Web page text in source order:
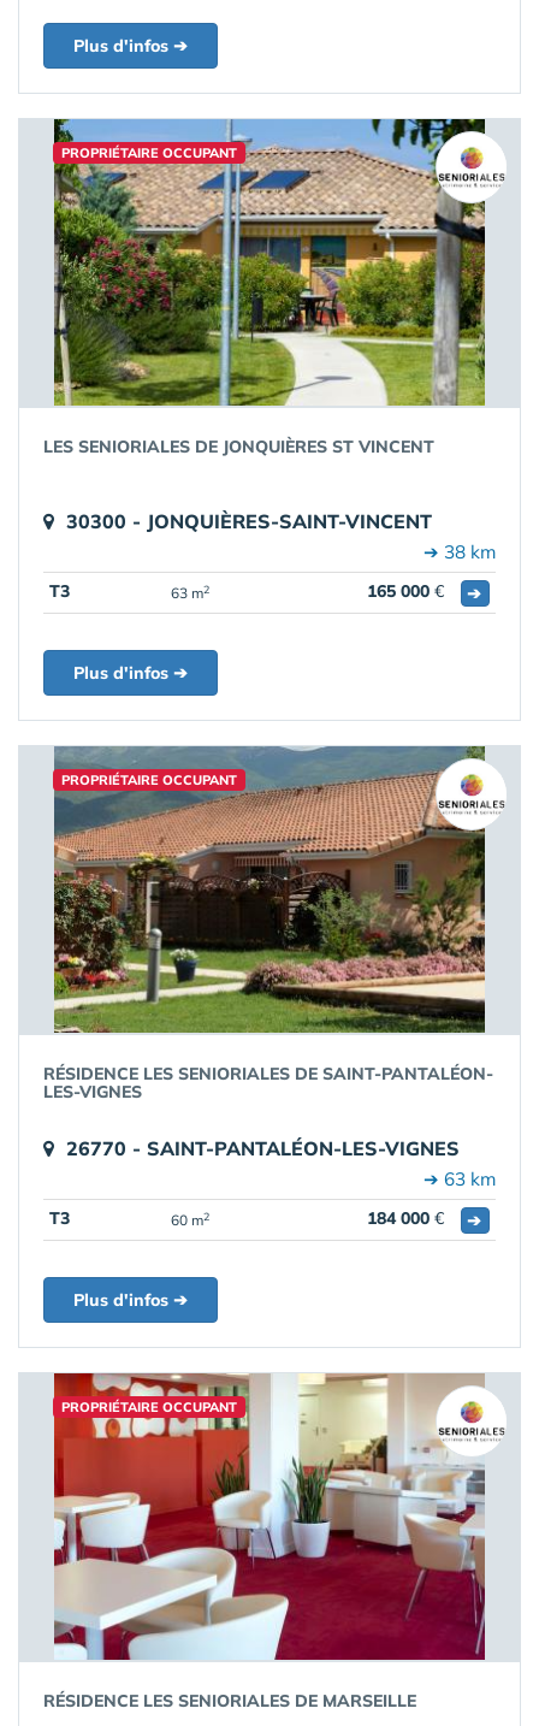
Plus d'infos ➔
PROPRIÉTAIRE OCCUPANT
LES SENIORIALES DE JONQUIÈRES ST VINCENT
30300 - JONQUIÈRES-SAINT-VINCENT
➔ 38 km
T3 63 m2 165 000 € ➔
Plus d'infos ➔
PROPRIÉTAIRE OCCUPANT
RÉSIDENCE LES SENIORIALES DE SAINT-PANTALÉON-
LES-VIGNES
26770 - SAINT-PANTALÉON-LES-VIGNES
➔ 63 km
T3 60 m2 184 000 € ➔
Plus d'infos ➔
PROPRIÉTAIRE OCCUPANT
RÉSIDENCE LES SENIORIALES DE MARSEILLE